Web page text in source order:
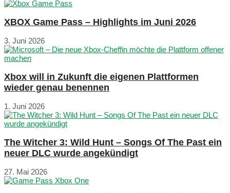
XBOX Game Pass – Highlights im Juni 2026
3. Juni 2026
Xbox will in Zukunft die eigenen Plattformen
wieder genau benennen
1. Juni 2026
The Witcher 3: Wild Hunt – Songs Of The Past ein
neuer DLC wurde angekündigt
27. Mai 2026